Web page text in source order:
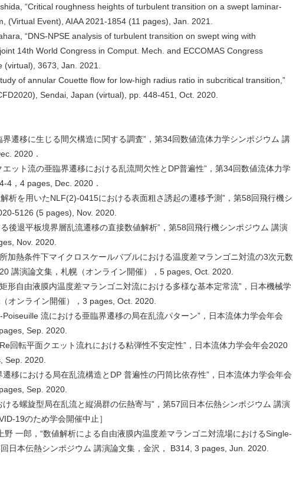
“Critical roughness heights of turbulent transition on a swept laminar-
(Virtual Event), AIAA 2021-1854 (11 pages), Jan. 2021.
“DNS-NPSE analysis of turbulent transition on swept wing with
14th World Congress in Comput. Mech. and ECCOMAS Congress
(virtual), 3673, Jan. 2021.
of annular Couette flow for low-high radius ratio in subcritical transition,”
Sendai, Japan (virtual), pp. 448-451, Oct. 2020.
遷移に生じる間欠構造に関する調査”，第34回数値流体力学シンポジウム 講
2020．
ット流の亜臨界遷移における乱流間欠性とDP普遍性”，第34回数値流体力学
4，4 pages, Dec. 2020．
析を用いたNLF(2)-0415における表面粗さ誘起の遷移予測”，第58回飛行機シ
5126 (5 pages), Nov. 2020.
後退平板境界層乱流遷移の直接数値解析”，第58回飛行機シンポジウム 講演
Nov. 2020.
加熱条件下マイクロスケールバブルにおける温度差マランゴニ対流の3次元数
講演論文集，札幌（オンライン開催），5 pages, Oct. 2020.
形自由液膜内温度差マランゴニ対流における多様な基本定常流”，日本機械学
オンライン開催），3 pages, Oct. 2020.
流における亜臨界遷移の局在乱流パターン”，日本流体力学会年会
Sep. 2020.
回転平面クエット流れにおける粘弾性不安定性”，日本流体力学会年会2020
Sep. 2020.
移における局在乱流構造とDP 普遍性の円筒比依存性”，日本流体力学会年会
Sep. 2020.
る螺旋型局在乱流と縦渦群の伝熱寄与”，第57回日本伝熱シンポジウム 講演
19のため学会開催中止］
一郎，“数値解析による自由液膜内温度差マランゴニ対流場におけるSingle-
日本伝熱シンポジウム 講演論文集，金沢， B314, 3 pages, Jun. 2020.